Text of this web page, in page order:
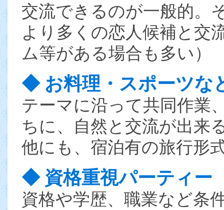
交流できるのが一般的。
より多くの恋人候補と交
ム等がある場合も多い）
◆ お料理・スポーツな
テーマに沿って共同作業
ちに、自然と交流が出来
他にも、宿泊有の旅行形
◆ 資格重視パーティー
資格や学歴、職業など条